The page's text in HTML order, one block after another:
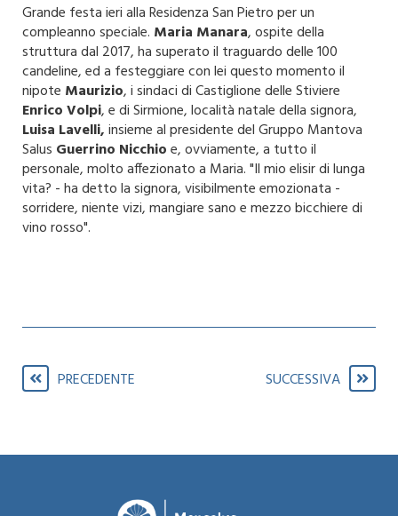
Grande festa ieri alla Residenza San Pietro per un
compleanno speciale. Maria Manara, ospite della
struttura dal 2017, ha superato il traguardo delle 100
candeline, ed a festeggiare con lei questo momento il
nipote Maurizio, i sindaci di Castiglione delle Stiviere
Enrico Volpi, e di Sirmione, località natale della signora,
Luisa Lavelli,insieme al presidente del Gruppo Mantova
Salus Guerrino Nicchioe, ovviamente, a tutto il
personale, molto affezionato a Maria. "Il mio elisir di lunga
vita? - ha detto la signora, visibilmente emozionata -
sorridere, niente vizi, mangiare sano e mezzo bicchiere di
vino rosso".
PRECEDENTE SUCCESSIVA